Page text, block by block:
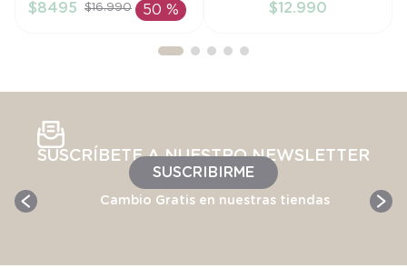
AÑADIR AL
$8495 $16.990 50 % $12.990
SUSCRÍBETE A NUESTRO NEWSLETTER
SUSCRIBIRME
Cambio Gratis en nuestras tiendas